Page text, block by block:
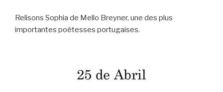
Relisons Sophia de Mello Breyner, une des plus
importantes poétesses portugaises.